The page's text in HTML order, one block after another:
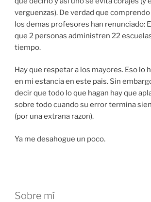
verguenzas). De verdad que
los demas profesores han renunciado:
que 2 personas administren 22
tiempo.
Hay que respetar a los mayores. Eso lo
en mi estancia en este pais. Sin
decir que todo lo que hagan hay que
sobre todo cuando su error termina
(por una extrana razon).
Ya me desahogue un poco.
Sobre mí